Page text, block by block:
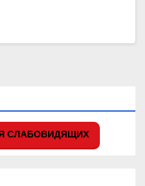
СЛАБОВИДЯЩИХ